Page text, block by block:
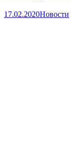
17.02.2020Новости